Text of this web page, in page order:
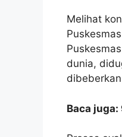
Melihat
dunia,
Baca juga: